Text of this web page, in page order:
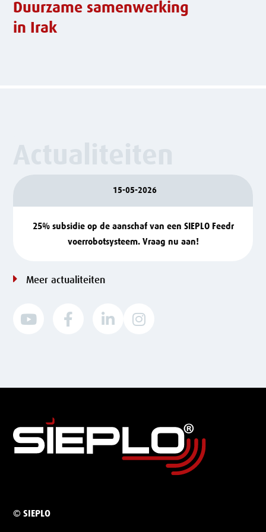
Duurzame samenwerking
in Irak
15-05-2026
25% subsidie op de aanschaf van een SIEPLO Feedr
voerrobotsysteem. Vraag nu aan!
Meer actualiteiten
   
© SIEPLO